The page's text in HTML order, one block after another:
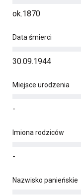
ok.1870
Data śmierci
30.09.1944
Miejsce urodzenia
-
Imiona rodziców
-
Nazwisko panieńskie